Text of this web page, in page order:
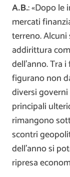
A.B.: «Dopo
mercati
terreno.
addirittura
dell’anno. Tra
figurano non
diversi
principali
rimangono
scontri
dell’anno si
ripresa